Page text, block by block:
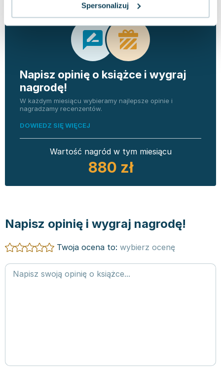
Spersonalizuj
Napisz opinię o książce i wygraj
nagrodę!
W każdym miesiącu wybieramy najlepsze opinie i
nagradzamy recenzentów.
DOWIEDZ SIĘ WIĘCEJ
Wartość nagród w tym miesiącu
880 zł
Napisz opinię i wygraj nagrodę!
Twoja ocena to: wybierz ocenę